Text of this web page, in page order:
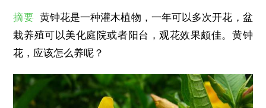
摘要 黄钟花是一种灌木植物，一年可以多次开花，盆
栽养殖可以美化庭院或者阳台，观花效果颇佳。黄钟
花，应该怎么养呢？